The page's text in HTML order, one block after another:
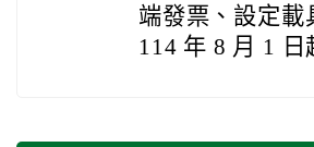
端發票、設定載
114 年 8 月 1